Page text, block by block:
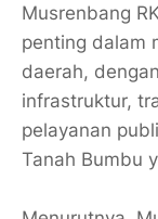
Musrenbang
penting dalam
daerah,
infrastruktur,
pelayanan
Tanah Bumbu